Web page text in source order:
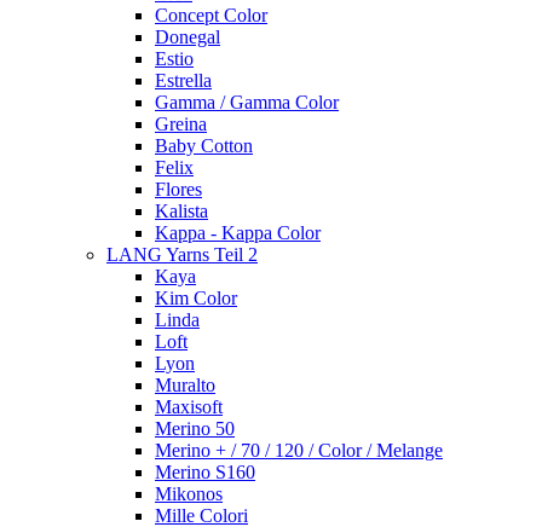
Concept Color
Donegal
Estio
Estrella
Gamma / Gamma Color
Greina
Baby Cotton
Felix
Flores
Kalista
Kappa - Kappa Color
LANG Yarns Teil 2
Kaya
Kim Color
Linda
Loft
Lyon
Muralto
Maxisoft
Merino 50
Merino + / 70 / 120 / Color / Melange
Merino S160
Mikonos
Mille Colori